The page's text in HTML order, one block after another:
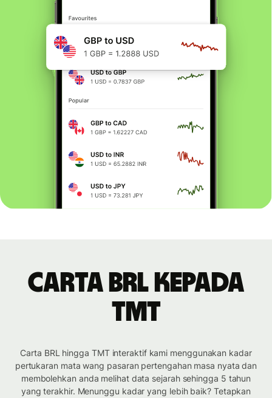
Carta BRL kepada
TMT
Carta BRL hingga TMT interaktif kami menggunakan kadar
pertukaran mata wang pasaran pertengahan masa nyata dan
membolehkan anda melihat data sejarah sehingga 5 tahun
yang terakhir. Menunggu kadar yang lebih baik? Tetapkan